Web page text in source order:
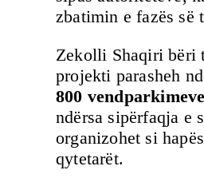
zbatimin e fazës së
Zekolli Shaqiri bëri
projekti parasheh
800
ndërsa sipërfaqja e
organizohet si
qytetarët.